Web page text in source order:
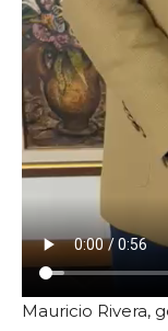
Mauricio Rivera,